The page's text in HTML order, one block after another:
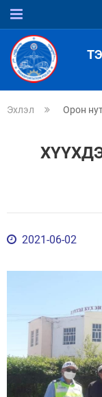
Эхлэл Орон
2021-06-02